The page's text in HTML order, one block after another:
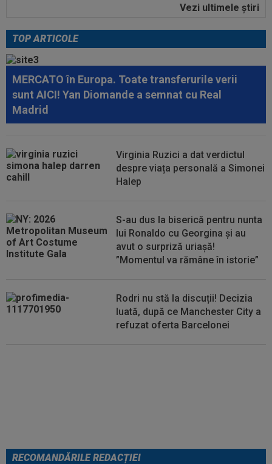
A semnat: de la Cupa Mondială
09:48
Giovanni Becali l-a propus pe Ștefan Baiaram în
Serie A
09:47 EXCLUSIV
Florin Prunea a dezvăluit cum l-a
convins Ioan Varga pe Marius Șumudică să o...
09:47
A anunțat că prietena lui a murit, dar aceasta
09:03
Petrolul - Oțelul, LIVE VIDEO, 18:30, Digi Sport
1. Moldovenii s-au impus cu...
Vezi ultimele ştiri
TOP ARTICOLE
MERCATO în Europa. Toate transferurile verii
sunt AICI! Yan Diomande a semnat cu Real
Madrid
Virginia Ruzici a dat verdictul
despre viața personală a Simonei
Halep
S-au dus la biserică pentru nunta
lui Ronaldo cu Georgina și au
avut o surpriză uriașă!
”Momentul va rămâne în istorie”
Rodri nu stă la discuții! Decizia
luată, după ce Manchester City a
refuzat oferta Barcelonei
RECOMANDĂRILE REDACȚIEI